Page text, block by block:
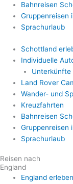
Bahnreisen
Gruppenreisen
Sprachurlaub
Schottland
Individuelle
Unterkünfte
Land Rover
Wander- und
Kreuzfahrten
Bahnreisen
Gruppenreisen
Sprachurlaub
Reisen nach
England
England erleben